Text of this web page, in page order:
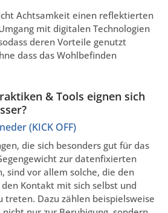
Achtsamkeit einen reflektierten
mit digitalen Technologien
deren Vorteile genutzt
dass das Wohlbefinden
& Tools eignen sich
(KICK OFF)
die sich besonders gut für das
zur datenfixierten
sind vor allem solche, die den
Kontakt mit sich selbst und
treten. Dazu zählen beispielsweise